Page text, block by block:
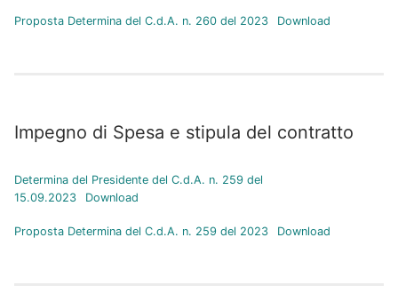
Proposta Determina del C.d.A. n. 260 del 2023 Download
Impegno di Spesa e stipula del contratto
Determina del Presidente del C.d.A. n. 259 del
15.09.2023
Download
Proposta Determina del C.d.A. n. 259 del 2023 Download